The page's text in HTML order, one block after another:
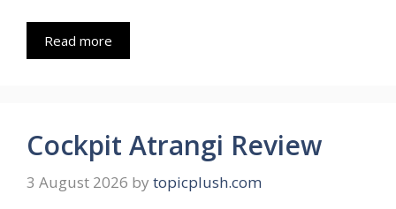
Read more
Cockpit Atrangi Review
3 August 2026 by topicplush.com